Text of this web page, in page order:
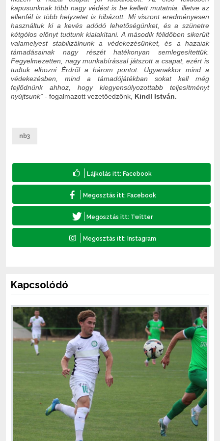
kapusunknak több nagy védést is be kellett mutatnia, illetve az
ellenfél is több helyzetet is hibázott. Mi viszont eredményesen
használtuk ki a kevés adódó lehetőségünket, és a szünetre
kétgólos előnyt tudtunk kialakítani. A második félidőben sikerült
valamelyest stabilizálnunk a védekezésünket, és a hazaiak
támadásainak nagy részét hatékonyan semlegesítettük.
Fegyelmezetten, nagy munkabírással játszott a csapat, ezért is
tudtuk elhozni Érdről a három pontot. Ugyanakkor mind a
védekezésben, mind a támadójátékban sokat kell még
fejlődnünk ahhoz, hogy kiegyensúlyozottabb teljesítményt
nyújtsunk” - fogalmazott vezetőedzőnk, Kindl István.
nb3
Kapcsolódó